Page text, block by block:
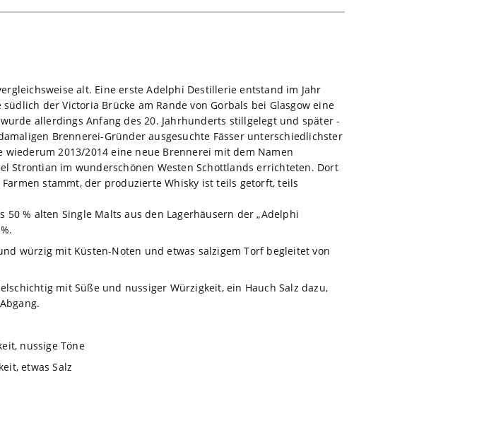
alt. Eine erste Adelphi Destillerie entstand im Jahr
der Victoria Brücke am Rande von Gorbals bei Glasgow eine
allerdings Anfang des 20. Jahrhunderts stillgelegt und später -
Brennerei-Gründer ausgesuchte Fässer unterschiedlichster
2013/2014 eine neue Brennerei mit dem Namen
Strontian im wunderschönen Westen Schottlands errichteten. Dort
stammt, der produzierte Whisky ist teils getorft, teils
50 % alten Single Malts aus den Lagerhäusern der „Adelphi
würzig mit Küsten-Noten und etwas salzigem Torf begleitet von
mit Süße und nussiger Würzigkeit, ein Hauch Salz dazu,
nussige Töne
etwas Salz